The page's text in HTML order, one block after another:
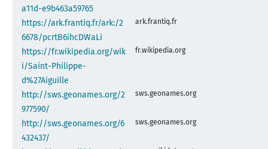
a11d-e9b463a59765
https://ark.frantiq.fr/ark:/2
6678/pcrtB6ihcDWaLi
ark.frantiq.fr
https://fr.wikipedia.org/wik
i/Saint-Philippe-
d%27Aiguille
fr.wikipedia.org
http://sws.geonames.org/2
977590/
sws.geonames.org
http://sws.geonames.org/6
432437/
sws.geonames.org